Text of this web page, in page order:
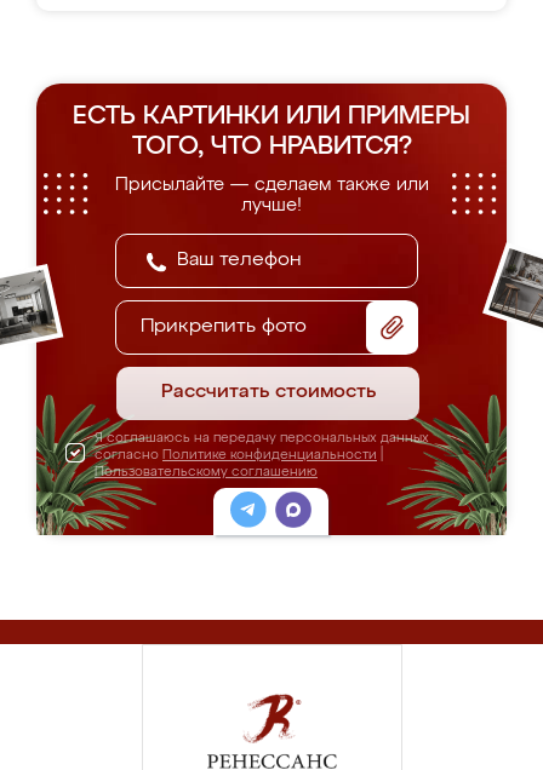
ЕСТЬ КАРТИНКИ ИЛИ ПРИМЕРЫ
ТОГО, ЧТО НРАВИТСЯ?
Присылайте — сделаем также или
лучше!
Прикрепить фото
Рассчитать стоимость
Я соглашаюсь на передачу персональных данных
согласно Политике конфиденциальности
Пользовательскому соглашению